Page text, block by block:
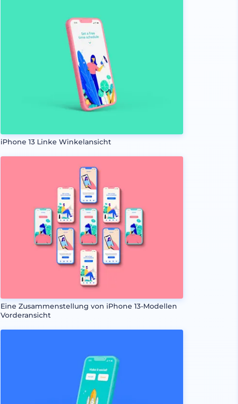
iPhone 13 Linke Winkelansicht
Eine Zusammenstellung von iPhone 13-Modellen
Vorderansicht